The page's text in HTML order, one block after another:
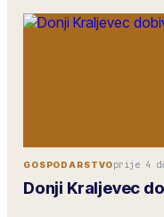
GOSPODARSTVOprije 4
Donji Kraljevec